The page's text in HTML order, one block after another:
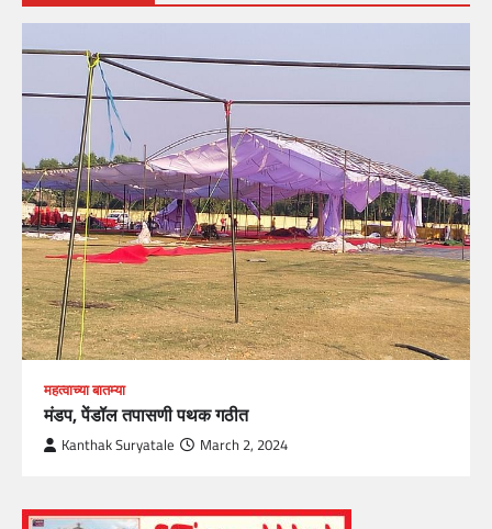
महत्वाच्या बातम्या
मंडप, पेंडॉल तपासणी पथक गठीत
Kanthak Suryatale March 2, 2024